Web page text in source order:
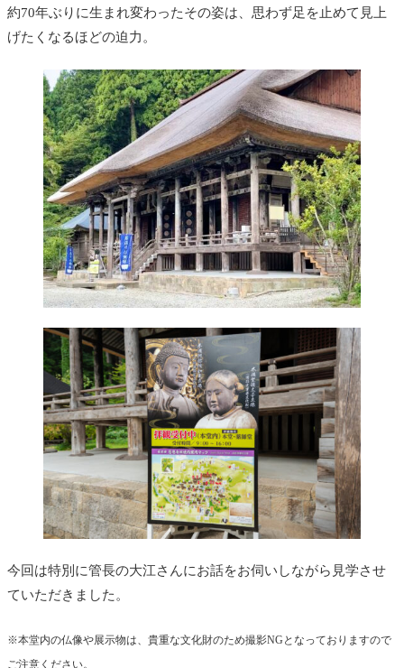
約70年ぶりに生まれ変わったその姿は、思わず足を止めて見上
げたくなるほどの迫力。
今回は特別に管長の大江さんにお話をお伺いしながら見学させ
ていただきました。
※本堂内の仏像や展示物は、貴重な文化財のため撮影NGとなっておりますので
ご注意ください。